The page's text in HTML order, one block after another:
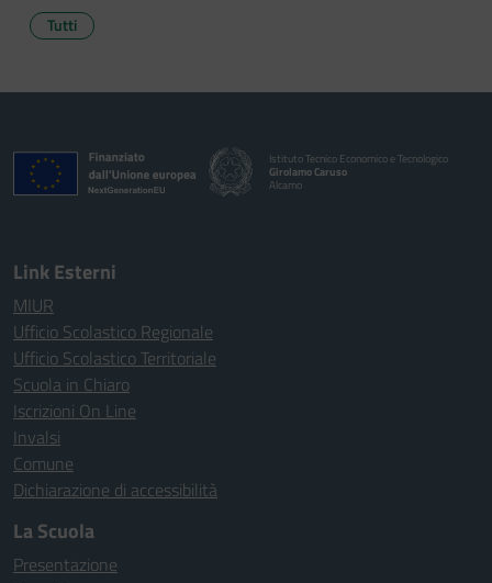
Tutti
Istituto Tecnico Economico e Tecnologico
Girolamo Caruso
Alcamo
Link Esterni
MIUR
Ufficio Scolastico Regionale
Ufficio Scolastico Territoriale
Scuola in Chiaro
Iscrizioni On Line
Invalsi
Comune
Dichiarazione di accessibilità
La Scuola
Presentazione